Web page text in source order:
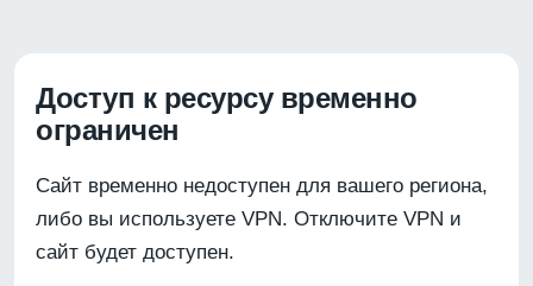
Доступ к ресурсу временно
ограничен
Сайт временно недоступен для вашего региона,
либо вы используете VPN. Отключите VPN и
сайт будет доступен.